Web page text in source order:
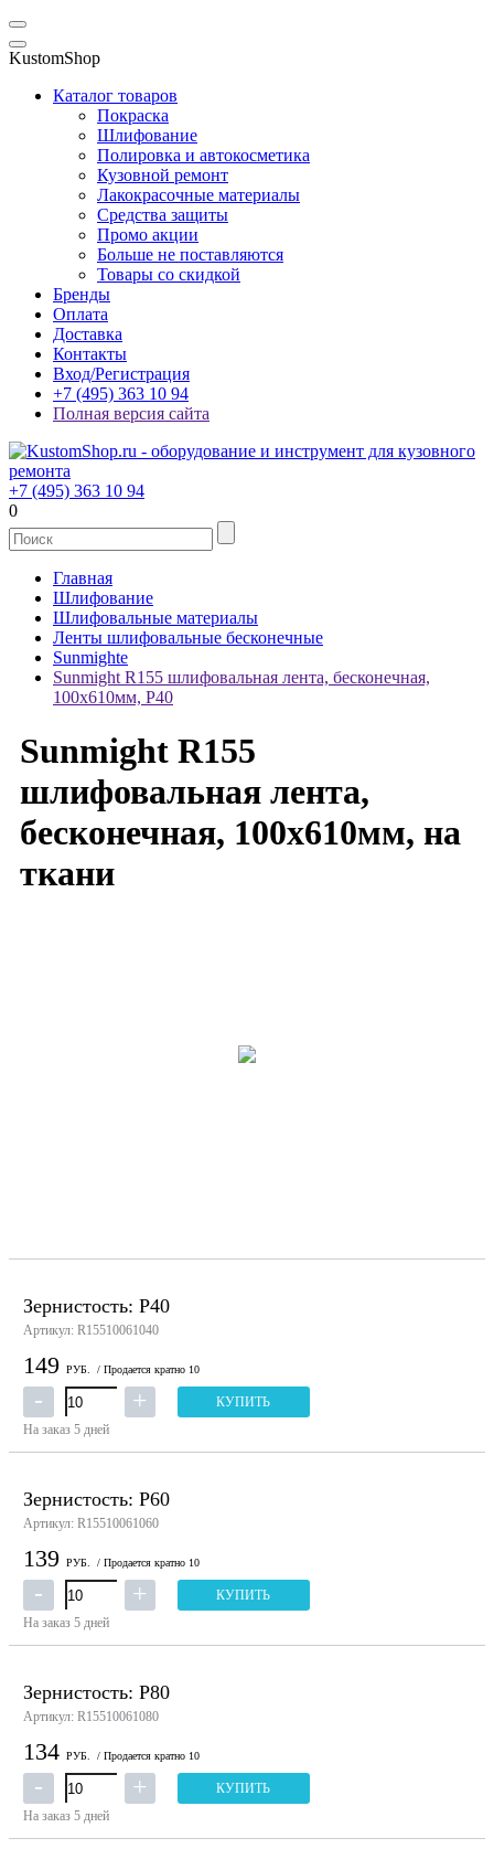
KustomShop
Каталог товаров
Покраска
Шлифование
Полировка и автокосметика
Кузовной ремонт
Лакокрасочные материалы
Средства защиты
Промо акции
Больше не поставляются
Товары со скидкой
Бренды
Оплата
Доставка
Контакты
Вход/Регистрация
+7 (495) 363 10 94
Полная версия сайта
+7 (495) 363 10 94
0
Главная
Шлифование
Шлифовальные материалы
Ленты шлифовальные бесконечные
Sunmighte
Sunmight R155 шлифовальная лента, бесконечная,
100х610мм, P40
Sunmight R155
шлифовальная лента,
бесконечная, 100х610мм, на
ткани
Зернистость: P40
Артикул: R15510061040
149 РУБ. / Продается кратно 10
КУПИТЬ
На заказ 5 дней
Зернистость: P60
Артикул: R15510061060
139 РУБ. / Продается кратно 10
КУПИТЬ
На заказ 5 дней
Зернистость: P80
Артикул: R15510061080
134 РУБ. / Продается кратно 10
КУПИТЬ
На заказ 5 дней